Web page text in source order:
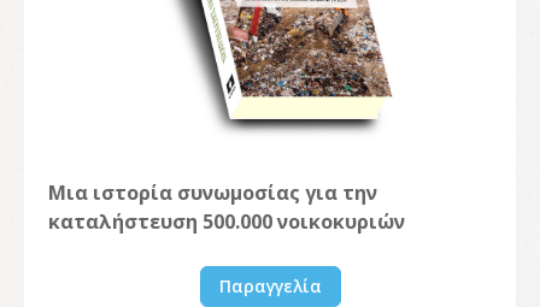
Μια ιστορία συνωμοσίας για την
καταλήστευση 500.000 νοικοκυριών
Παραγγελία